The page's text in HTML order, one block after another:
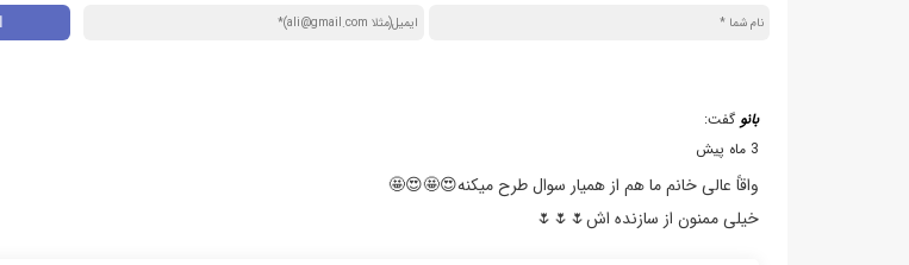
بانو گفت:
3 ماه پیش
واقاً عالی خانم ما هم از همیار سوال طرح میکنه😍🤩😍🤩
خیلی ممنون از سازنده اش🌷🌷🌷